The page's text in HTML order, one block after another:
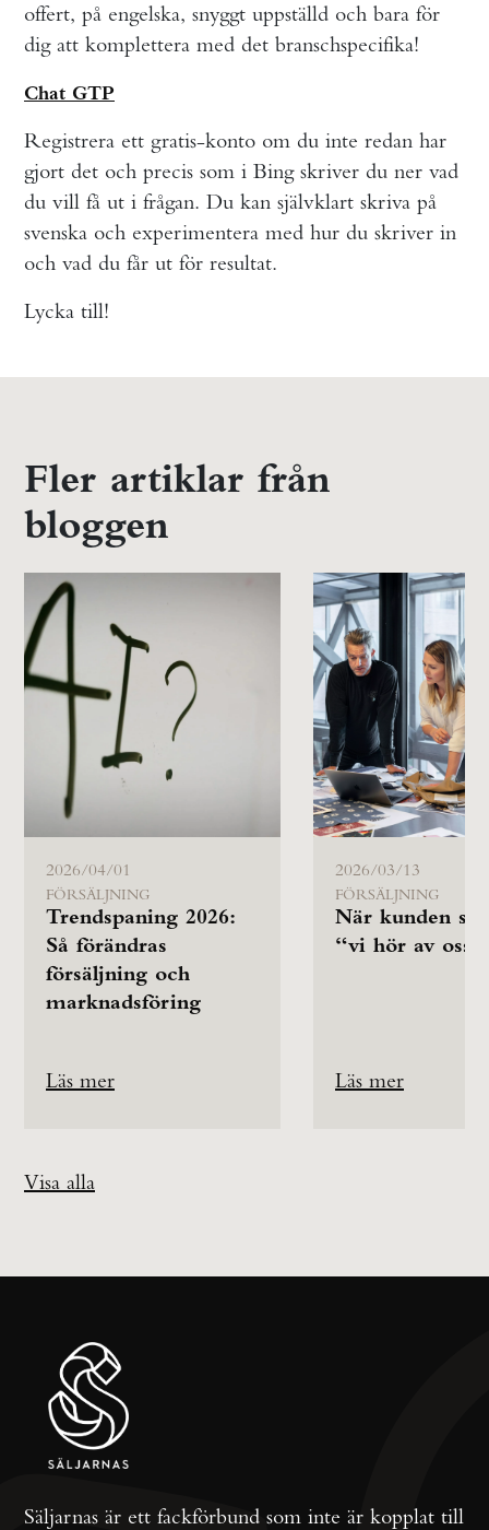
offert, på engelska, snyggt uppställd och bara för
dig att komplettera med det branschspecifika!
Chat GTP
Registrera ett gratis-konto om du inte redan har
gjort det och precis som i Bing skriver du ner vad
du vill få ut i frågan. Du kan självklart skriva på
svenska och experimentera med hur du skriver in
och vad du får ut för resultat.
Lycka till!
Fler artiklar från
bloggen
Visa alla
2026/04/01
FÖRSÄLJNING
Trendspaning 2026:
Så förändras
försäljning och
marknadsföring
Läs mer
2026/03/13
FÖRSÄLJNING
När kunden
“vi hör av oss”
Läs mer
Säljarnas är ett fackförbund som inte är kopplat till